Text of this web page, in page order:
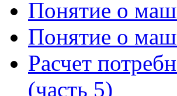
Понятие о
Понятие о
Расчет
(часть 5)